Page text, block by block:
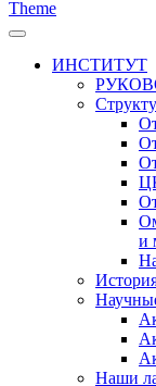
ИНСТИТУТ
и
Наши